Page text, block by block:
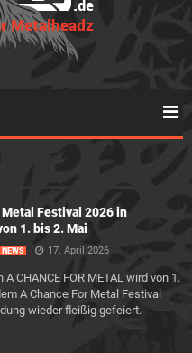
Metal Festival 2026 in
1. bis 2. Mai
NEWS 17. April 2026
A CHANCE FOR METAL wird von 1.
A Chance For Metal Festival
wieder fleißig gefeiert.